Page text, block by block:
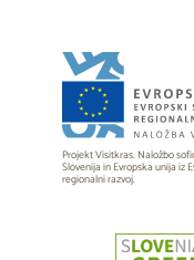
Projekt Visitkras. Naložbo
Slovenija in Evropska unija iz
regionalni razvoj.